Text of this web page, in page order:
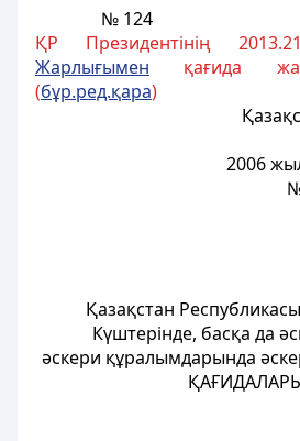
№ 124
ҚР Президентінің
Жарлығымен қағида
(бұр.ред.қара)
2006
Қазақстан
Күштерінде, басқа да
әскери құралымдарында